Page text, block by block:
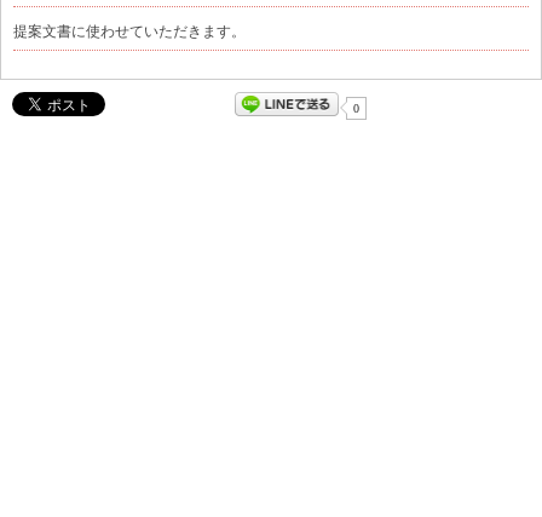
提案文書に使わせていただきます。
0